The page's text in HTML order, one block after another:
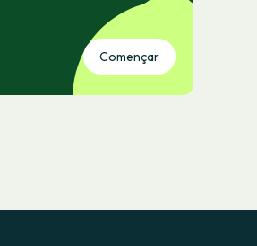
Començar